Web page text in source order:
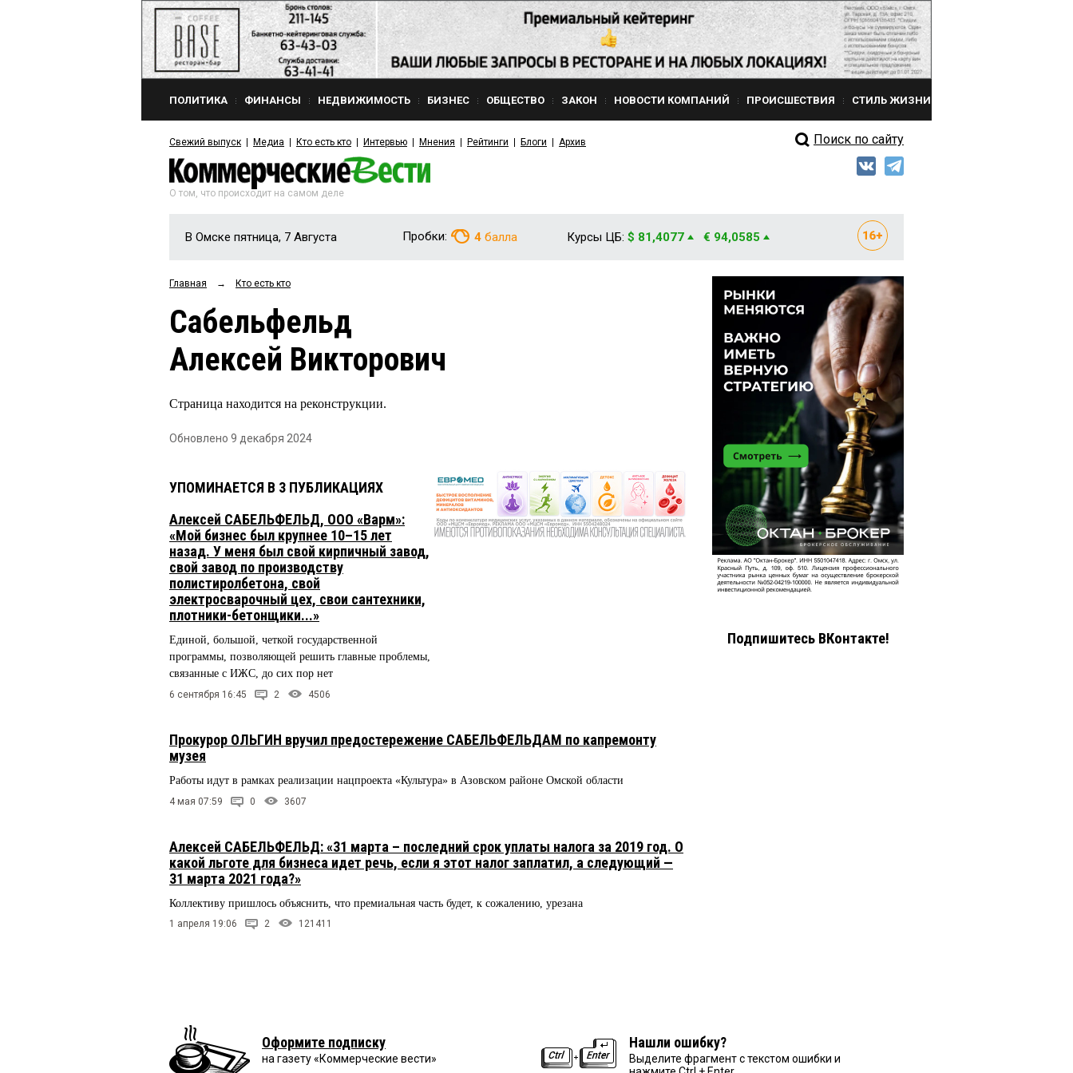
ПОЛИТИКА ФИНАНСЫ НЕДВИЖИМОСТЬ БИЗНЕС ОБЩЕСТВО ЗАКОН НОВОСТИ КОМПАНИЙ ПРОИСШЕСТВИЯ СТИЛЬ ЖИЗНИ
Свежий выпуск Медиа Кто есть кто Интервью Мнения Рейтинги Блоги Архив Поиск по сайту
О том, что происходит на самом деле
В Омске пятница, 7 Августа Пробки: 4 балла Курсы ЦБ: $ 81,4077 € 94,0585
Главная → Кто есть кто
Сабельфельд
Алексей Викторович
Страница находится на реконструкции.
Обновлено 9 декабря 2024
УПОМИНАЕТСЯ В 3 ПУБЛИКАЦИЯХ
Алексей САБЕЛЬФЕЛЬД, ООО «Варм»:
«Мой бизнес был крупнее 10–15 лет
назад. У меня был свой кирпичный завод,
свой завод по производству
полистиролбетона, свой
электросварочный цех, свои сантехники,
плотники-бетонщики...»
Единой, большой, четкой государственной
программы, позволяющей решить главные проблемы,
связанные с ИЖС, до сих пор нет
6 сентября 16:45 2 4506
Прокурор ОЛЬГИН вручил предостережение САБЕЛЬФЕЛЬДАМ по капремонту
музея
Работы идут в рамках реализации нацпроекта «Культура» в Азовском районе Омской области
4 мая 07:59 0 3607
Алексей САБЕЛЬФЕЛЬД: «31 марта – последний срок уплаты налога за 2019 год. О
какой льготе для бизнеса идет речь, если я этот налог заплатил, а следующий —
31 марта 2021 года?»
Коллективу пришлось объяснить, что премиальная часть будет, к сожалению, урезана
1 апреля 19:06 2 121411
Подпишитесь ВКонтакте!
Оформите подписку
на газету «Коммерческие вести»
Нашли ошибку?
Выделите фрагмент с текстом ошибки и